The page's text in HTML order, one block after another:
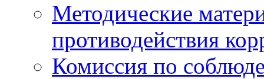
Методические
противодействия
Комиссия по